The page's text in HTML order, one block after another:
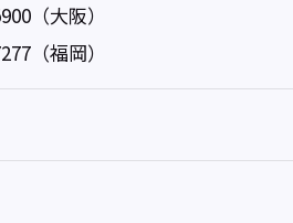
（大阪）
（福岡）